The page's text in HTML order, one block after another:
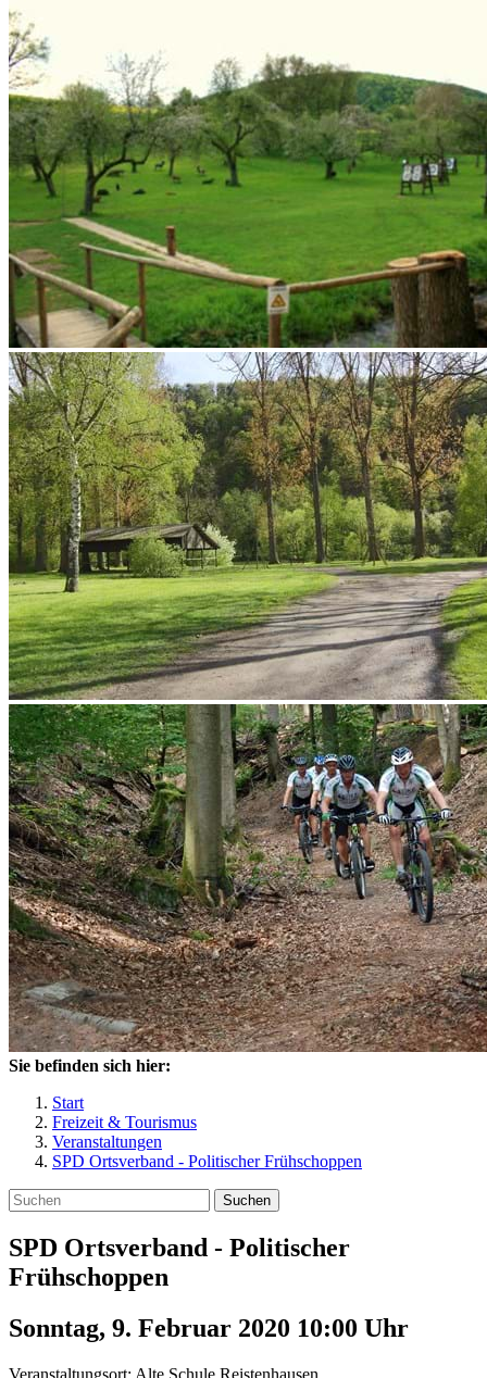
Sie befinden sich hier:
Start
Freizeit & Tourismus
Veranstaltungen
SPD Ortsverband - Politischer Frühschoppen
Suchen
SPD Ortsverband - Politischer
Frühschoppen
Sonntag, 9. Februar 2020 10:00 Uhr
Veranstaltungsort: Alte Schule Reistenhausen